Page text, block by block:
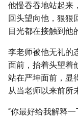
他慢吞吞地站起来
回头望向他，狠狠
目光都在接触到他
李老师被他无礼的
面前，抬着头望着
站在严坤面前，显
从当老师以来前所
“你最好给我解释